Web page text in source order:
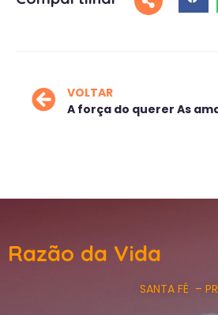
VOLTAR
A força do querer
Razão da Vida
SANTA FÉ – PR